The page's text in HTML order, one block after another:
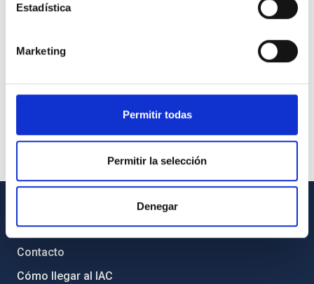
Estadística
Marketing
Permitir todas
Permitir la selección
Denegar
INFORMACIÓN GENERAL
Contacto
Cómo llegar al IAC